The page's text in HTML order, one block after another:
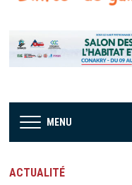
MENU
ACTUALITÉ